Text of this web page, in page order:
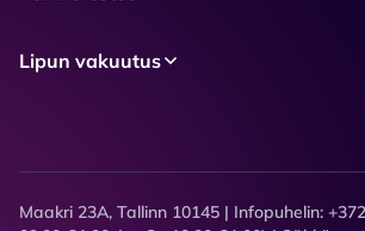
Lipun vakuutus
Maakri 23A, Tallinn 10145 | Infopuhelin: